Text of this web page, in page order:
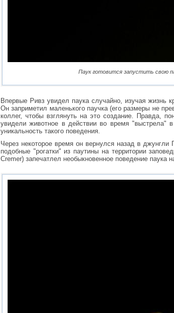
Паук готовится запустить свою
Впервые Ривз увидел паука случайно, изучая жизнь
Он заприметил маленького паучка (его размеры не
коллег, чтобы взглянуть на это создание. Правда,
увидели животное в действии во время "выстрела"
уникальность такого поведения.
Через некоторое время он вернулся назад в
подобные "рогатки" из паутины на территории
Cremer) запечатлел необыкновенное поведение паука